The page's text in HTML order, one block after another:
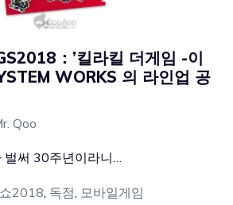
：’킬라킬 더게임 -이
WORKS 의 라인업 공
Qoo
써 30주년이라니…
2018 독점 모바일게임